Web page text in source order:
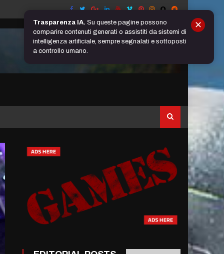
Trasparenza IA. Su queste pagine possono
comparire contenuti generati o assistiti da sistemi di
intelligenza artificiale, sempre segnalati e sottoposti
a controllo umano.
✕